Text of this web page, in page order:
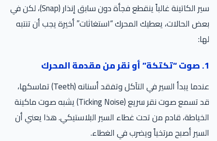
سير الكاتينة غالباً ينقطع فجأة دون سابق إنذار (Snap)، لكن في
بعض الحالات، يعطيك المحرك “استغاثات” أخيرة يجب أن تنتبه
لها:
1. صوت “تكتكة” أو نقر من مقدمة المحرك
عندما يبدأ السير في التآكل وتفقد أسنانه (Teeth) تماسكها،
قد تسمع صوت نقر سريع (Ticking Noise) يشبه صوت ماكينة
الخياطة، قادم من تحت غطاء السير البلاستيكي. هذا يعني أن
السير أصبح مرتخياً ويضرب في الغطاء.